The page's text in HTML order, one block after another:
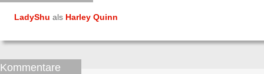
LadyShu als Harley Quinn
Kommentare